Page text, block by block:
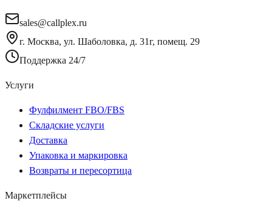
sales@callplex.ru
г. Москва, ул. Шаболовка, д. 31г, помещ. 29
Поддержка 24/7
Услуги
Фулфилмент FBO/FBS
Складские услуги
Доставка
Упаковка и маркировка
Возвраты и пересортица
Маркетплейсы